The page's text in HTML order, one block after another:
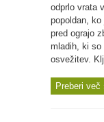
odprlo vrata
popoldan,
pred ograjo
mladih, ki so
osvežitev.
Preberi več